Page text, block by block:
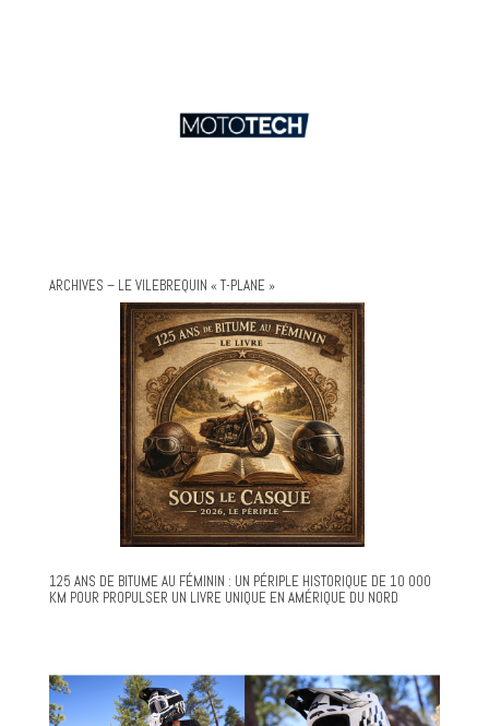
ARCHIVES – LE VILEBREQUIN « T-PLANE »
125 ANS DE BITUME AU FÉMININ : UN PÉRIPLE HISTORIQUE DE 10 000
KM POUR PROPULSER UN LIVRE UNIQUE EN AMÉRIQUE DU NORD